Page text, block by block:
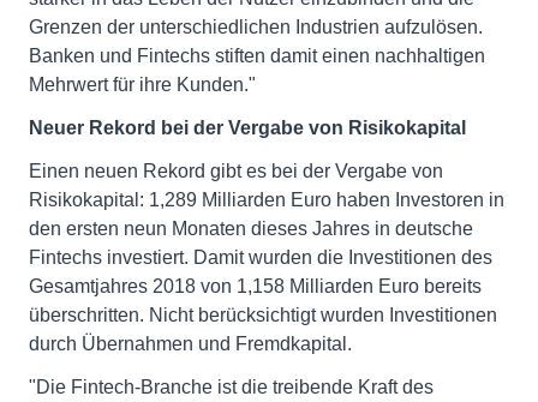
Grenzen der unterschiedlichen Industrien aufzulösen.
Banken und Fintechs stiften damit einen nachhaltigen
Mehrwert für ihre Kunden."
Neuer Rekord bei der Vergabe von Risikokapital
Einen neuen Rekord gibt es bei der Vergabe von
Risikokapital: 1,289 Milliarden Euro haben Investoren in
den ersten neun Monaten dieses Jahres in deutsche
Fintechs investiert. Damit wurden die Investitionen des
Gesamtjahres 2018 von 1,158 Milliarden Euro bereits
überschritten. Nicht berücksichtigt wurden Investitionen
durch Übernahmen und Fremdkapital.
"Die Fintech-Branche ist die treibende Kraft des